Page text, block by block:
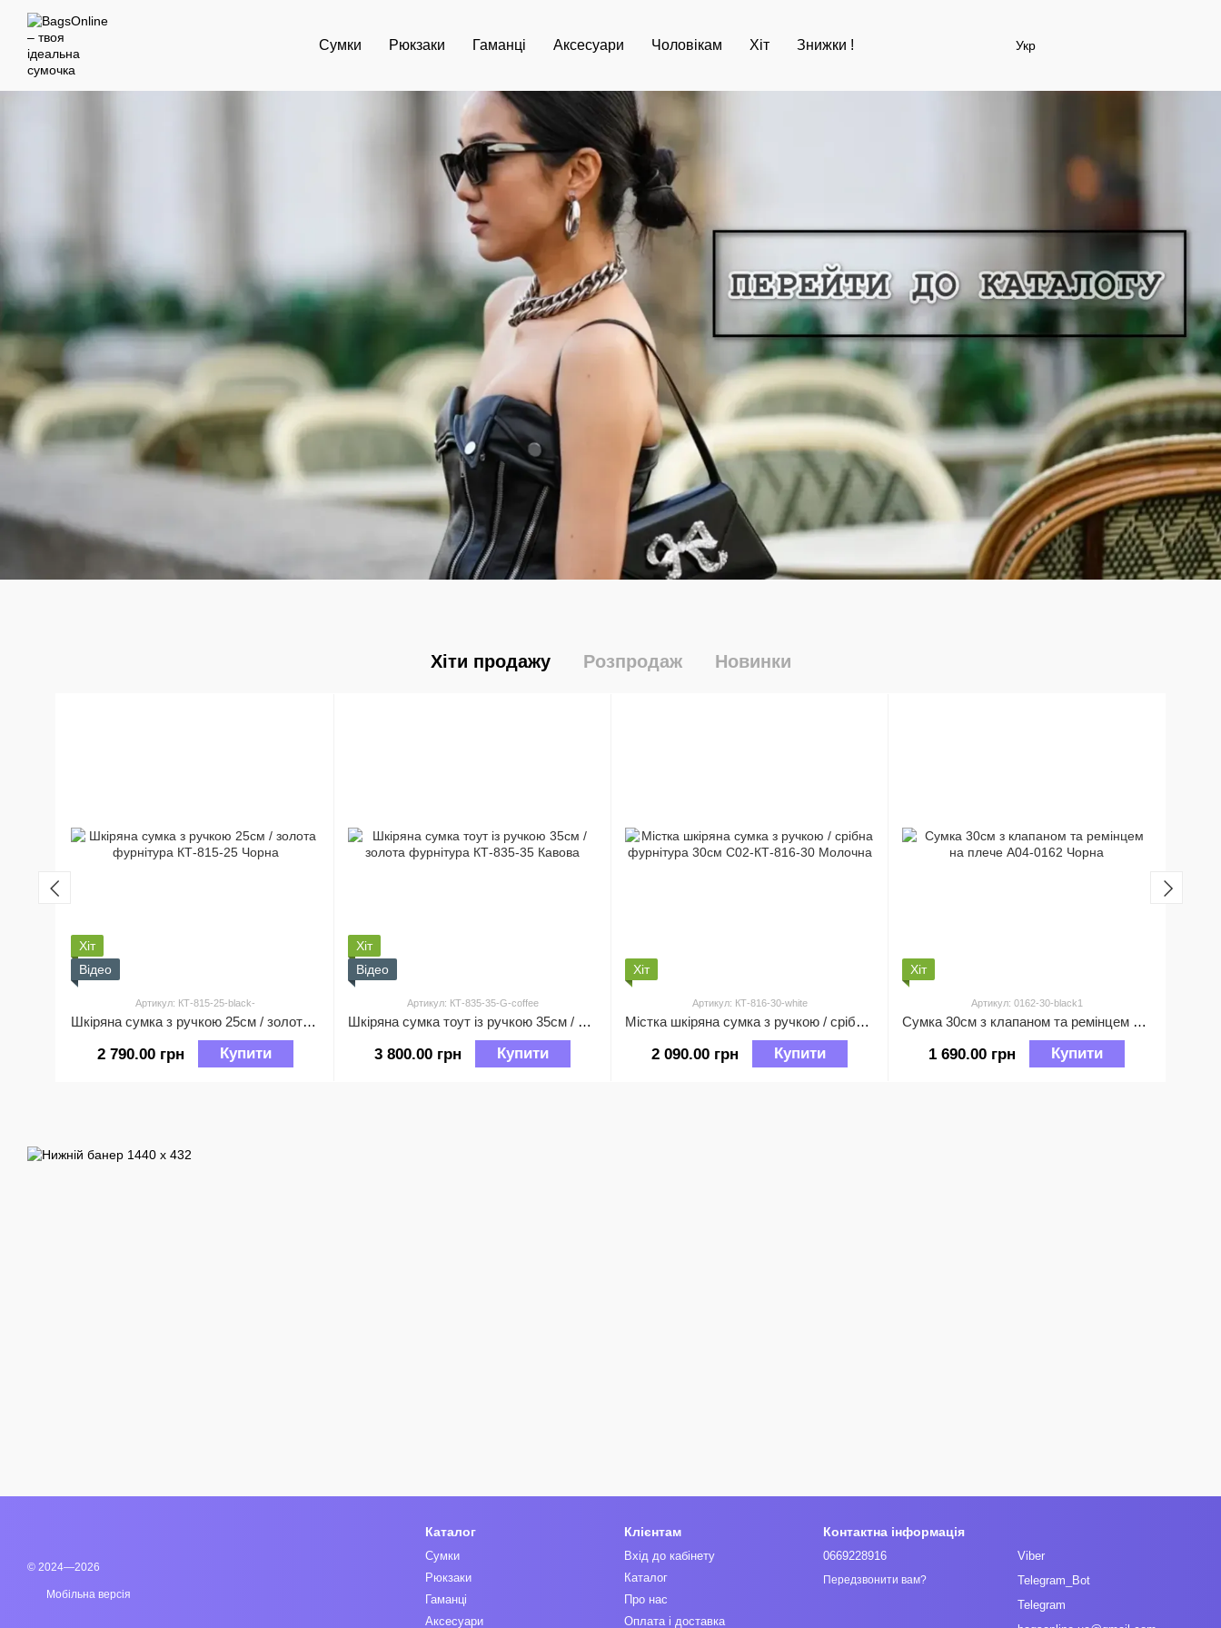
Перейти до основного контенту
Сумки Рюкзаки Гаманці Аксесуари Чоловікам Хіт Знижки ! Укр
Хіти продажу Розпродаж Новинки
Хіт
Відео
Артикул: КТ-815-25-black-
Шкіряна сумка з ручкою 25см / золота фурнітура КТ-815-25 Чорна
2 790.00 грн Купити
Хіт
Відео
Артикул: КТ-835-35-G-coffee
Шкіряна сумка тоут із ручкою 35см / золота фурнітура КТ-835-35 Кавова
3 800.00 грн Купити
Хіт
Артикул: КТ-816-30-white
Містка шкіряна сумка з ручкою / срібна фурнітура 30см С02-КТ-816-30 Молочна
2 090.00 грн Купити
Хіт
Артикул: 0162-30-black1
Сумка 30см з клапаном та ремінцем на плече А04-0162 Чорна
1 690.00 грн Купити
© 2024—2026
Мобільна версія
Каталог
Сумки
Рюкзаки
Гаманці
Аксесуари
Клієнтам
Вхід до кабінету
Каталог
Про нас
Оплата і доставка
Контактна інформація
0669228916
Передзвонити вам?
Viber
Telegram_Bot
Telegram